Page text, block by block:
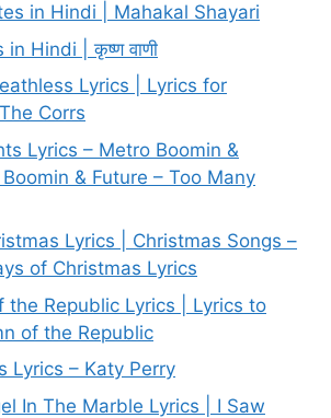
in Hindi | Mahakal Shayari
Hindi | कृष्ण वाणी
Lyrics | Lyrics for
Corrs
Lyrics – Metro Boomin &
& Future – Too Many
Lyrics | Christmas Songs –
of Christmas Lyrics
the Republic Lyrics | Lyrics to
of the Republic
Lyrics – Katy Perry
In The Marble Lyrics | I Saw